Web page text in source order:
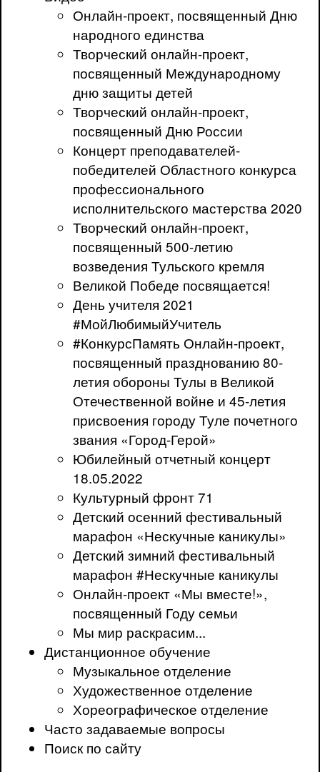
Онлайн-проект, посвященный Дню
народного единства
Творческий онлайн-проект,
посвященный Международному
дню защиты детей
Творческий онлайн-проект,
посвященный Дню России
Концерт преподавателей-
победителей Областного конкурса
профессионального
исполнительского мастерства 2020
Творческий онлайн-проект,
посвященный 500-летию
возведения Тульского кремля
Великой Победе посвящается!
День учителя 2021
#МойЛюбимыйУчитель
#КонкурсПамять Онлайн-проект,
посвященный празднованию 80-
летия обороны Тулы в Великой
Отечественной войне и 45-летия
присвоения городу Туле почетного
звания «Город-Герой»
Юбилейный отчетный концерт
18.05.2022
Культурный фронт 71
Детский осенний фестивальный
марафон «Нескучные каникулы»
Детский зимний фестивальный
марафон #Нескучные каникулы
Онлайн-проект «Мы вместе!»,
посвященный Году семьи
Мы мир раскрасим...
Дистанционное обучение
Музыкальное отделение
Художественное отделение
Хореографическое отделение
Часто задаваемые вопросы
Поиск по сайту